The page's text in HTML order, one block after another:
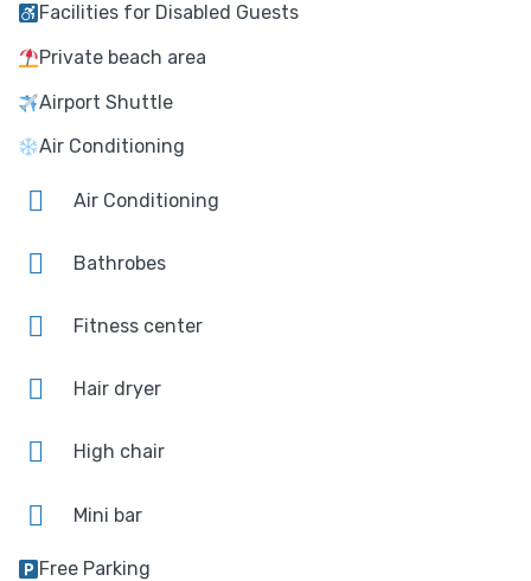
Facilities for Disabled Guests
Private beach area
Airport Shuttle
Air Conditioning
Air Conditioning
Bathrobes
Fitness center
Hair dryer
High chair
Mini bar
Free Parking